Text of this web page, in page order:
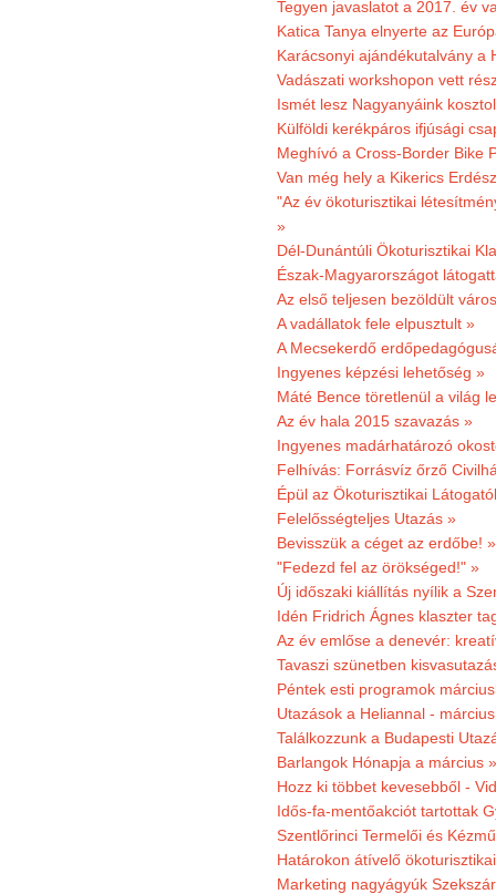
Tegyen javaslatot a 2017. év
Katica Tanya elnyerte az
Karácsonyi ajándékutalvány a
Vadászati workshopon vett
Ismét lesz Nagyanyáink
Külföldi kerékpáros ifjúsági
Meghívó a Cross-Border Bike
Van még hely a Kikerics
"Az év ökoturisztikai
»
Dél-Dunántúli Ökoturisztikai
Észak-Magyarországot
Az első teljesen bezöldült
A vadállatok fele elpusztult »
A Mecsekerdő
Ingyenes képzési lehetőség »
Máté Bence töretlenül a világ
Az év hala 2015 szavazás »
Ingyenes madárhatározó
Felhívás: Forrásvíz őrző
Épül az Ökoturisztikai
Felelősségteljes Utazás »
Bevisszük a céget az erdőbe! »
"Fedezd fel az örökséged!" »
Új időszaki kiállítás nyílik a
Idén Fridrich Ágnes klaszter
Az év emlőse a denevér:
Tavaszi szünetben
Péntek esti programok
Utazások a Heliannal -
Találkozzunk a Budapesti
Barlangok Hónapja a március »
Hozz ki többet kevesebből -
Idős-fa-mentőakciót tartottak
Szentlőrinci Termelői és
Határokon átívelő
Marketing nagyágyúk